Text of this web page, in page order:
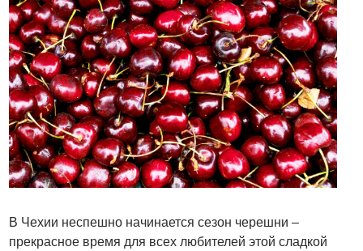
В Чехии неспешно начинается сезон черешни –
прекрасное время для всех любителей этой сладкой